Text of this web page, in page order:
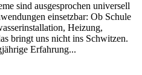
sind ausgesprochen universell
einsetzbar: Ob Schule
Heizung,
bringt uns nicht ins Schwitzen.
Erfahrung...